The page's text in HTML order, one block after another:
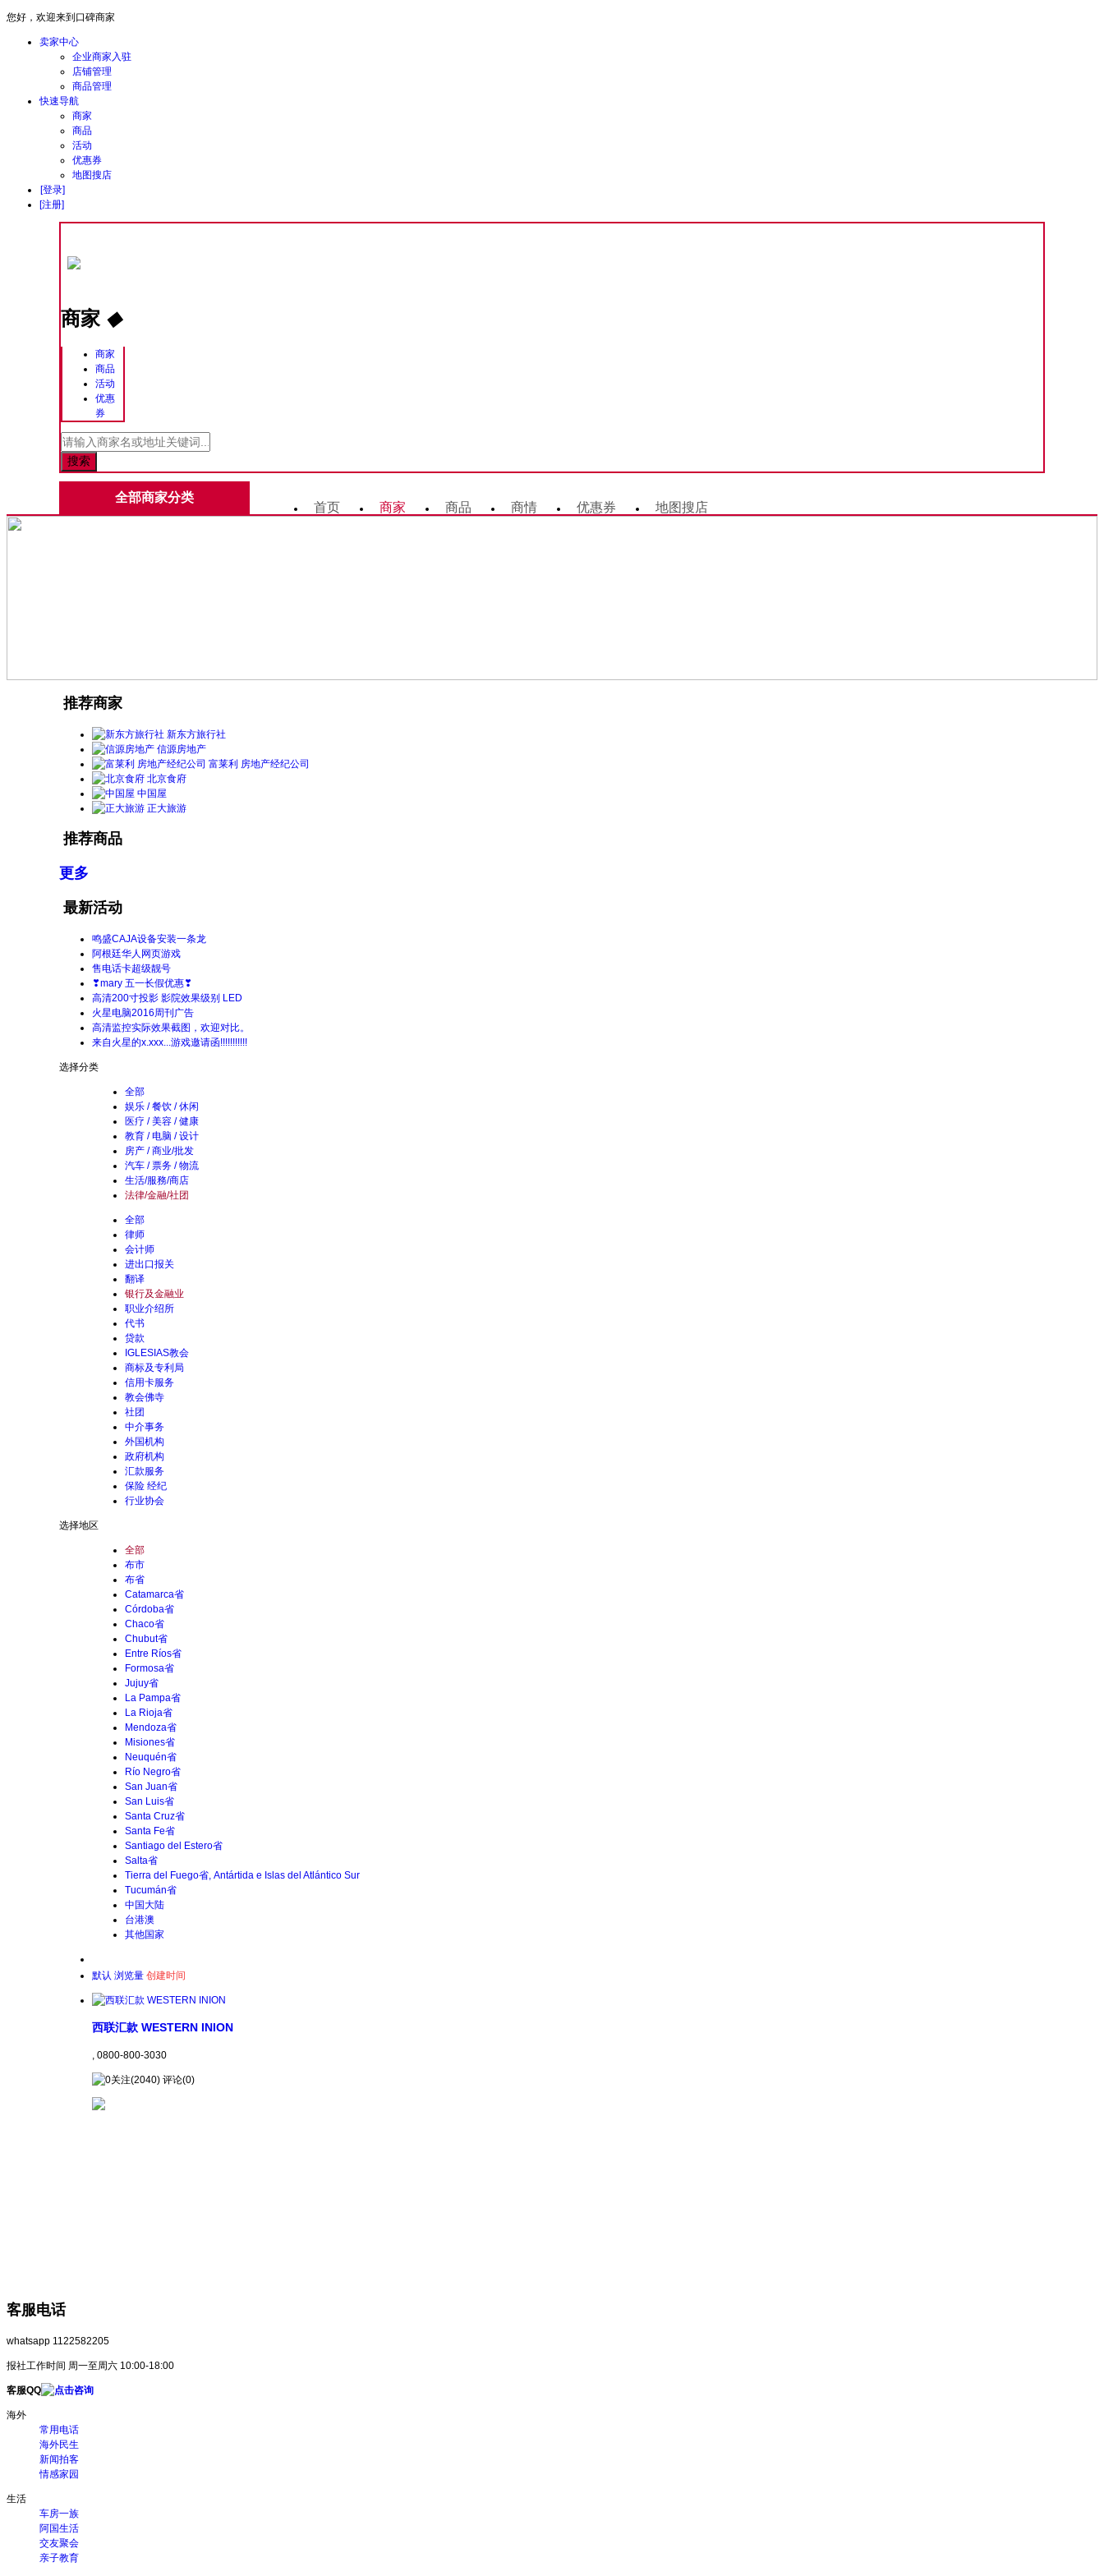
您好，欢迎来到口碑商家
卖家中心
企业商家入驻
店铺管理
商品管理
快速导航
商家
商品
活动
优惠券
地图搜店
[登录]
[注册]
商家 ◆
商家
商品
活动
优惠
券
全部商家分类
首页 商家 商品 商情 优惠券 地图搜店
推荐商家
新东方旅行社
信源房地产
富莱利 房地产经纪公司
北京食府
中国屋
正大旅游
推荐商品
更多
最新活动
鸣盛CAJA设备安装一条龙
阿根廷华人网页游戏
售电话卡超级靓号
❣mary 五一长假优惠❣
高清200寸投影 影院效果级别 LED
火星电脑2016周刊广告
高清监控实际效果截图，欢迎对比。
来自火星的x.xxx...游戏邀请函!!!!!!!!!!!
选择分类
全部
娱乐 / 餐饮 / 休闲
医疗 / 美容 / 健康
教育 / 电脑 / 设计
房产 / 商业/批发
汽车 / 票务 / 物流
生活/服務/商店
法律/金融/社团
全部
律师
会计师
进出口报关
翻译
银行及金融业
职业介绍所
代书
贷款
IGLESIAS教会
商标及专利局
信用卡服务
教会佛寺
社团
中介事务
外国机构
政府机构
汇款服务
保险 经纪
行业协会
选择地区
全部
布市
布省
Catamarca省
Córdoba省
Chaco省
Chubut省
Entre Ríos省
Formosa省
Jujuy省
La Pampa省
La Rioja省
Mendoza省
Misiones省
Neuquén省
Río Negro省
San Juan省
San Luis省
Santa Cruz省
Santa Fe省
Santiago del Estero省
Salta省
Tierra del Fuego省, Antártida e Islas del Atlántico Sur
Tucumán省
中国大陆
台港澳
其他国家
默认 浏览量 创建时间
西联汇款 WESTERN INION
, 0800-800-3030
关注(2040) 评论(0)
客服电话
whatsapp 1122582205
报社工作时间 周一至周六 10:00-18:00
客服QQ
海外
常用电话
海外民生
新闻拍客
情感家园
生活
车房一族
阿国生活
交友聚会
亲子教育